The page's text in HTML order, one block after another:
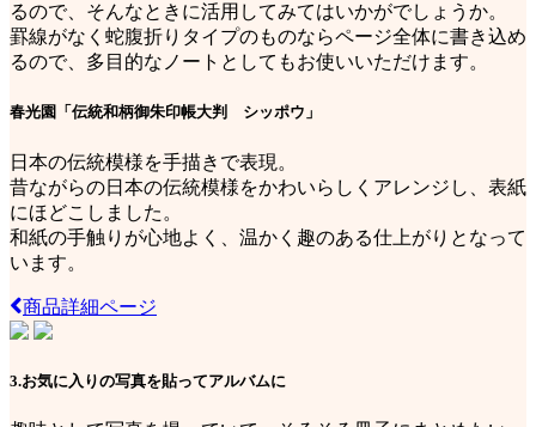
るので、そんなときに活用してみてはいかがでしょうか。
罫線がなく蛇腹折りタイプのものならページ全体に書き込め
るので、多目的なノートとしてもお使いいただけます。
春光園「伝統和柄御朱印帳大判 シッポウ」
日本の伝統模様を手描きで表現。
昔ながらの日本の伝統模様をかわいらしくアレンジし、表紙
にほどこしました。
和紙の手触りが心地よく、温かく趣のある仕上がりとなって
います。
商品詳細ページ
3.お気に入りの写真を貼ってアルバムに